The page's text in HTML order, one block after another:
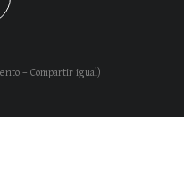
– Compartir igual)